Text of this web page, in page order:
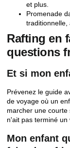
et plus.
Promenade
traditionnelle,
Rafting en
questions
Et si mon
Prévenez le guide
de voyage où un
marcher une
n'ait pas terminé un
Mon enfant